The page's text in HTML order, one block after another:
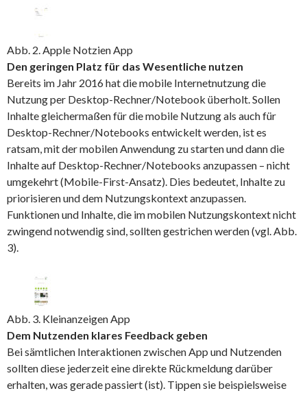
Abb. 2. Apple Notzien App
Den geringen Platz für das Wesentliche nutzen
Bereits im Jahr 2016 hat die mobile Internetnutzung die
Nutzung per Desktop-Rechner/Notebook überholt. Sollen
Inhalte gleichermaßen für die mobile Nutzung als auch für
Desktop-Rechner/Notebooks entwickelt werden, ist es
ratsam, mit der mobilen Anwendung zu starten und dann die
Inhalte auf Desktop-Rechner/Notebooks anzupassen – nicht
umgekehrt (Mobile-First-Ansatz). Dies bedeutet, Inhalte zu
priorisieren und dem Nutzungskontext anzupassen.
Funktionen und Inhalte, die im mobilen Nutzungskontext nicht
zwingend notwendig sind, sollten gestrichen werden (vgl. Abb.
3).
Abb. 3. Kleinanzeigen App
Dem Nutzenden klares Feedback geben
Bei sämtlichen Interaktionen zwischen App und Nutzenden
sollten diese jederzeit eine direkte Rückmeldung darüber
erhalten, was gerade passiert (ist). Tippen sie beispielsweise